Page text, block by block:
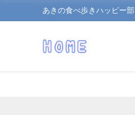
あきの食べ歩きハッピー部